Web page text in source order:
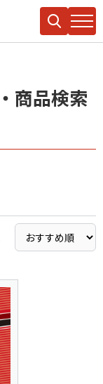
商品検索